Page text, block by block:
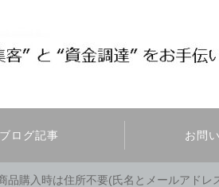
ブログ記事 お問
品購入時は住所不要(氏名とメールアドレ